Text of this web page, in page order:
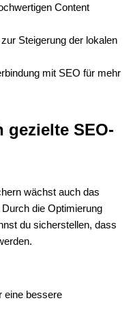
Content
Steigerung der lokalen
mit SEO für mehr
gezielte SEO-
wächst auch das
Durch die Optimierung
du sicherstellen, dass
eine bessere